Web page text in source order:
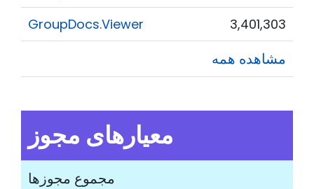
GroupDocs.Viewer
3,401,303
مشاهده همه
معیارهای مجوز
مجموع مجوزها